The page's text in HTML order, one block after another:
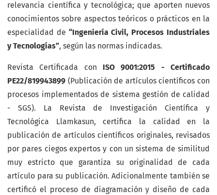
relevancia científica y tecnológica; que aporten nuevos
conocimientos sobre aspectos teóricos o prácticos en la
especialidad de “Ingeniería Civil, Procesos Industriales
y Tecnologías”, según las normas indicadas.
Revista Certificada con ISO 9001:2015 - Certificado
PE22/819943899 (Publicación de artículos científicos con
procesos implementados de sistema gestión de calidad
- SGS). La Revista de Investigación Científica y
Tecnológica Llamkasun, certifica la calidad en la
publicación de artículos científicos originales, revisados
por pares ciegos expertos y con un sistema de similitud
muy estricto que garantiza su originalidad de cada
artículo para su publicación. Adicionalmente también se
certificó el proceso de diagramación y diseño de cada